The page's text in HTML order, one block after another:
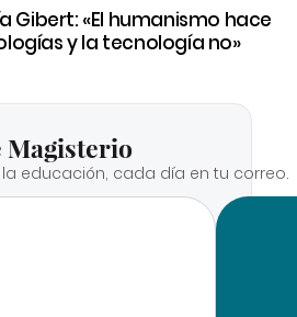
Gibert: «El humanismo hace
y la tecnología no»
Magisterio
educación, cada día en tu correo.